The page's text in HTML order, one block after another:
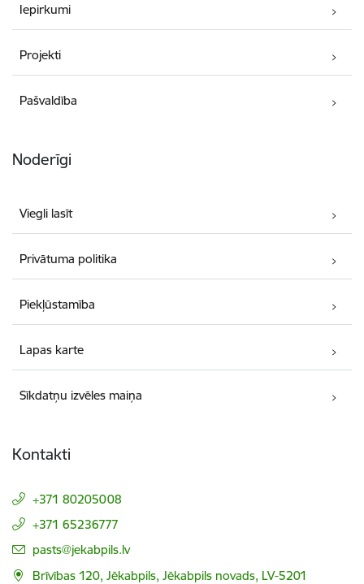
Iepirkumi
Projekti
Pašvaldība
Noderīgi
Viegli lasīt
Privātuma politika
Piekļūstamība
Lapas karte
Sīkdatņu izvēles maiņa
Kontakti
+371 80205008
+371 65236777
E-pasts:
pasts@jekabpils.lv
Brīvības 120, Jēkabpils, Jēkabpils novads, LV-5201